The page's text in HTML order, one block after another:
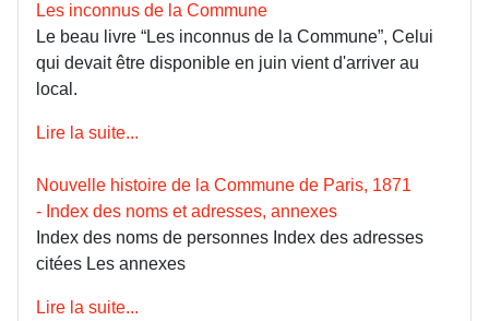
Les inconnus de la Commune
Le beau livre “Les inconnus de la Commune”, Celui
qui devait être disponible en juin vient d'arriver au
local.
Lire la suite...
Nouvelle histoire de la Commune de Paris, 1871
- Index des noms et adresses, annexes
Index des noms de personnes Index des adresses
citées Les annexes
Lire la suite...